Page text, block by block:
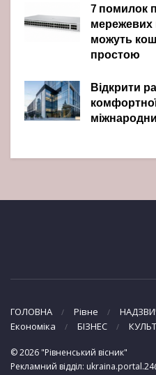
7 помилок
мережевих
можуть
простою
Відкрити
ГОЛОВНА Рівне
Економіка
БІЗНЕС
© 2026 "Рівненський вісник"
Рекламний відділ: